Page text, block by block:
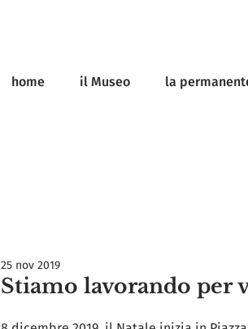
home il Museo la
Stiamo lavorando per
25 nov 2019